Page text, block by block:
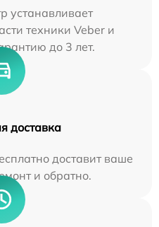
устанавливает
техники Veber и
до 3 лет.
доставка
доставит ваше
и обратно.